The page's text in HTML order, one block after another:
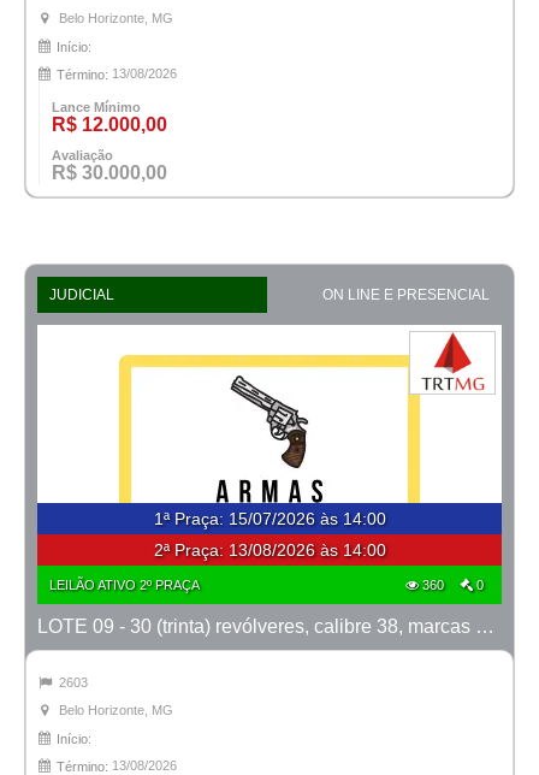
Belo Horizonte, MG
Início:
Término: 13/08/2026
Lance Mínimo
R$ 12.000,00
Avaliação
R$ 30.000,00
JUDICIAL ON LINE E PRESENCIAL
1ª Praça: 15/07/2026 às 14:00
2ª Praça: 13/08/2026 às 14:00
LEILÃO ATIVO 2º PRAÇA 360 0
LOTE 09 - 30 (trinta) revólveres, calibre 38, marcas Taurus e Rossi
2603
Belo Horizonte, MG
Início:
Término: 13/08/2026